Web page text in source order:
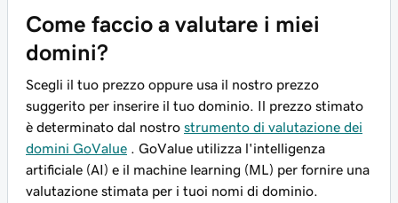
Come faccio a valutare i miei
domini?
Scegli il tuo prezzo oppure usa il nostro prezzo
suggerito per inserire il tuo dominio. Il prezzo stimato
è determinato dal nostro strumento di valutazione dei
domini GoValue . GoValue utilizza l'intelligenza
artificiale (AI) e il machine learning (ML) per fornire una
valutazione stimata per i tuoi nomi di dominio.